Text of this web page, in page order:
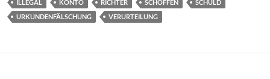
ILLEGAL
KONTO RICHTER SCHÖFFEN
SCHULD
URKUNDENFÄLSCHUNG
VERURTEILUNG